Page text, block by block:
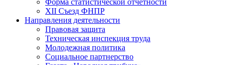
XII Съезд ФНПР
Направления деятельности
Правовая защита
Техническая инспекция труда
Молодежная политика
Социальное партнерство